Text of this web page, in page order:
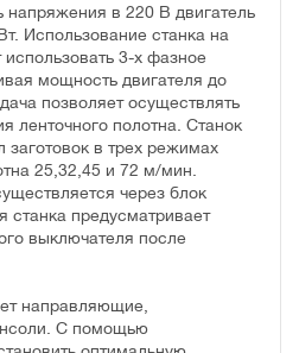
напряжения в 220 В двигатель
Использование станка на
3-х фазное
мощность двигателя до
позволяет осуществлять
ленточного полотна. Станок
в трех режимах
25,32,45 и 72 м/мин.
через блок
станка предусматривает
выключателя после
направляющие,
С помощью